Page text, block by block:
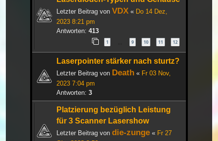
Letzter Beitrag von VDX « Do 14 Dez,
2023 8:21 pm
Antworten: 413
1 9 10 11 12
Laserpointer stärker nach sturtz?
Letzter Beitrag von Death « Fr 03 Nov,
2023 7:04 pm
Antworten: 3
Platzierung bezüglich Leistung
für 3 Scanner Lasershow
Letzter Beitrag von die-zunge « Fr 27